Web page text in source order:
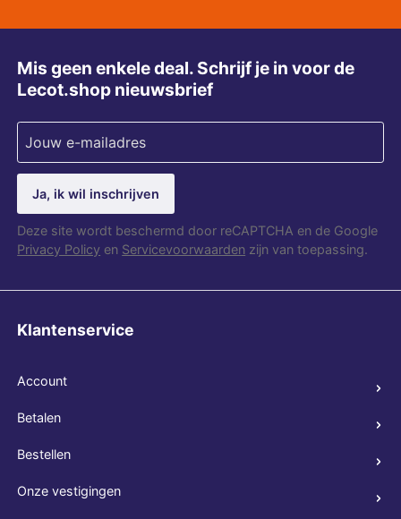
Mis geen enkele deal. Schrijf je in voor de
Lecot.shop nieuwsbrief
Ja, ik wil inschrijven
Deze site wordt beschermd door reCAPTCHA en de Google
Privacy Policy en Servicevoorwaarden zijn van toepassing.
Klantenservice
Account
Betalen
Bestellen
Onze vestigingen